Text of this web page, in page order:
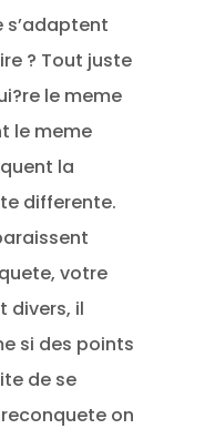
s’adaptent
? Tout juste
le meme
le meme
la
differente.
votre
divers, il
si des points
de se
on